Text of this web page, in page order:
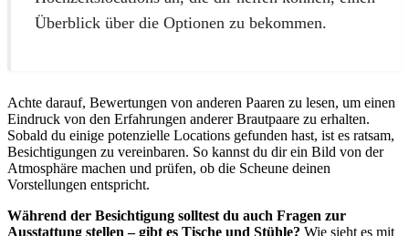
Überblick über die Optionen zu bekommen.
Achte darauf, Bewertungen von anderen Paaren zu lesen, um einen
Eindruck von den Erfahrungen anderer Brautpaare zu erhalten.
Sobald du einige potenzielle Locations gefunden hast, ist es ratsam,
Besichtigungen zu vereinbaren. So kannst du dir ein Bild von der
Atmosphäre machen und prüfen, ob die Scheune deinen
Vorstellungen entspricht.
Während der Besichtigung solltest du auch Fragen zur
Ausstattung stellen – gibt es Tische und Stühle? Wie sieht es mit